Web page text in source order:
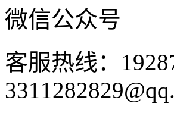
微信公众号
客服热线：